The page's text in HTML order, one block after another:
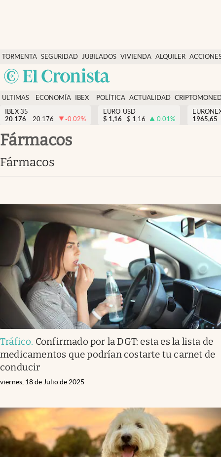
TORMENTA SEGURIDAD
SOCIAL
JUBILADOS VIVIENDA ALQUILER
USA
Economía y finanzas
Política
Actualidad
Criptomonedas
España
ULTIMAS
NOTICIAS
ECONOMÍA
FINANZAS
IBEX
EURO
POLÍTICA ACTUALIDAD
IBEX 35
20.176
20.176 -0.02%
EURO-USD
$ 1,16 $ 1,16 0.01%
1965,65
fármacos
fármacos
Tráfico. Confirmado por la DGT: esta es la lista de
medicamentos que podrían costarte tu carnet de
conducir
viernes, 18 de Julio de 2025